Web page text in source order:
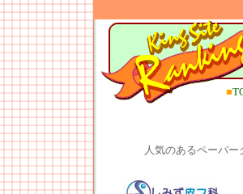
■
人気のあるペーパ